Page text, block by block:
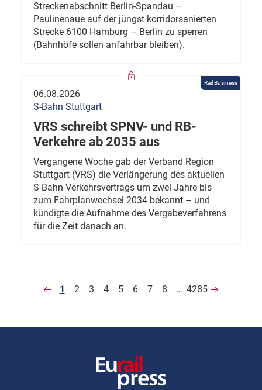
Streckenabschnitt Berlin-Spandau –
Paulinenaue auf der jüngst korridorsanierten
Strecke 6100 Hamburg – Berlin zu sperren
(Bahnhöfe sollen anfahrbar bleiben).
Rail Business
06.08.2026
S-Bahn Stuttgart
VRS schreibt SPNV- und RB-
Verkehre ab 2035 aus
Vergangene Woche gab der Verband Region
Stuttgart (VRS) die Verlängerung des aktuellen
S-Bahn-Verkehrsvertrags um zwei Jahre bis
zum Fahrplanwechsel 2034 bekannt – und
kündigte die Aufnahme des Vergabeverfahrens
für die Zeit danach an.
1 2 3 4 5 6 7 8 … 4285